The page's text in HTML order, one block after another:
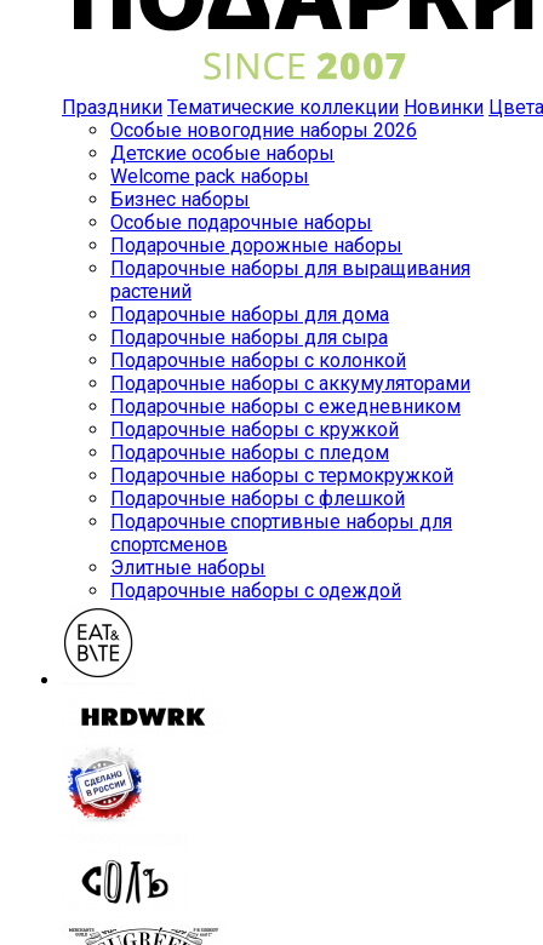
Праздники Тематические коллекции Новинки Цвета
Особые новогодние наборы 2026
Детские особые наборы
Welcome pack наборы
Бизнес наборы
Особые подарочные наборы
Подарочные дорожные наборы
Подарочные наборы для выращивания
растений
Подарочные наборы для дома
Подарочные наборы для сыра
Подарочные наборы с колонкой
Подарочные наборы с аккумуляторами
Подарочные наборы с ежедневником
Подарочные наборы с кружкой
Подарочные наборы с пледом
Подарочные наборы с термокружкой
Подарочные наборы с флешкой
Подарочные спортивные наборы для
спортсменов
Элитные наборы
Подарочные наборы с одеждой